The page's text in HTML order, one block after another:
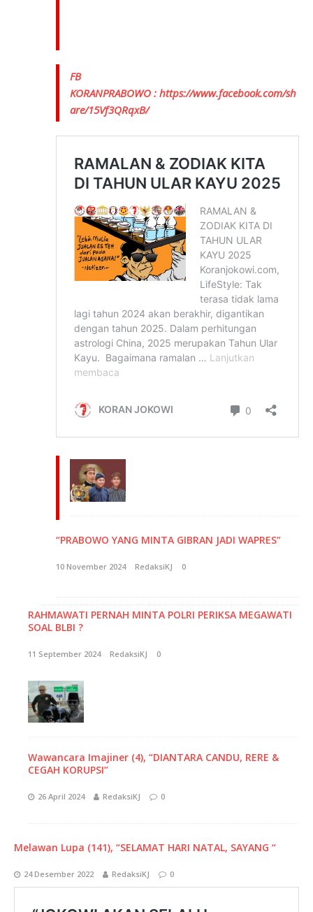
FB
KORANPRABOWO : https://www.facebook.com/sh
are/15Vf3QRqxB/
“PRABOWO YANG MINTA GIBRAN JADI WAPRES”
10 November 2024 RedaksiKJ 0
RAHMAWATI PERNAH MINTA POLRI PERIKSA MEGAWATI
SOAL BLBI ?
11 September 2024 RedaksiKJ 0
Wawancara Imajiner (4), “DIANTARA CANDU, RERE &
CEGAH KORUPSI”
26 April 2024 RedaksiKJ 0
Melawan Lupa (141), “SELAMAT HARI NATAL, SAYANG “
24 Desember 2022 RedaksiKJ 0